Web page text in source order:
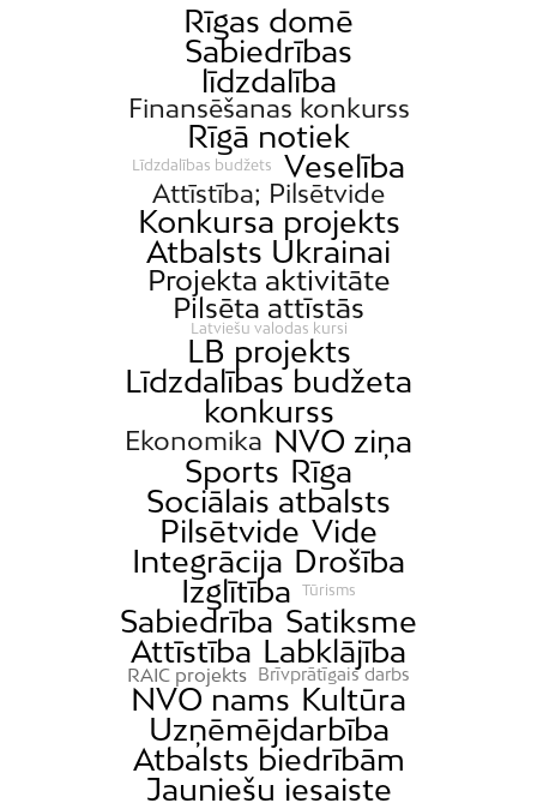
Rīgas domē
Sabiedrības
līdzdalība
Finansēšanas konkurss
Rīgā notiek
Līdzdalības budžets Veselība
Attīstība; Pilsētvide
Konkursa projekts
Atbalsts Ukrainai
Projekta aktivitāte
Pilsēta attīstās
Latviešu valodas kursi
LB projekts
Līdzdalības budžeta
konkurss
Ekonomika NVO ziņa
Sports Rīga
Sociālais atbalsts
Pilsētvide Vide
Integrācija Drošība
Izglītība
Tūrisms
Sabiedrība Satiksme
Attīstība Labklājība
RAIC projekts Brīvprātīgais darbs
NVO nams Kultūra
Uzņēmējdarbība
Atbalsts biedrībām
Jauniešu iesaiste